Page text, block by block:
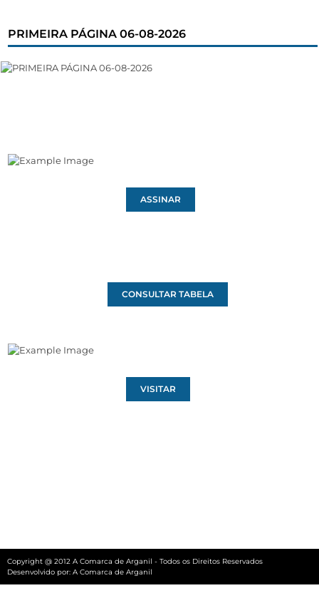
PRIMEIRA PÁGINA 06-08-2026
ASSINAR
CONSULTAR TABELA
VISITAR
Copyright @ 2012 A Comarca de Arganil - Todos os Direitos Reservados
Desenvolvido por: A Comarca de Arganil